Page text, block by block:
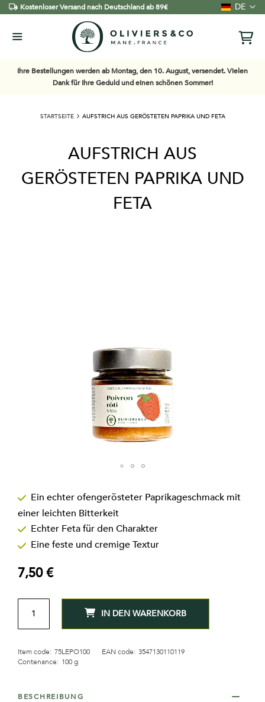
Kostenloser Versand nach Deutschland ab 89€ Sprache
DE
Ihre Bestellungen werden ab Montag, den 10. August, versendet. Vielen
Dank für Ihre Geduld und einen schönen Sommer!
Anfang
der
Bildgalerie
springen
STARTSEITE AUFSTRICH AUS GERÖSTETEN PAPRIKA UND FETA
AUFSTRICH AUS
GERÖSTETEN PAPRIKA UND
FETA
Ein echter ofengerösteter Paprikageschmack mit
einer leichten Bitterkeit
Echter Feta für den Charakter
Eine feste und cremige Textur
7,50 €
MENGE
IN DEN WARENKORB
Item code: 75LEPO100 EAN code: 3547130110119
Contenance: 100 g
BESCHREIBUNG